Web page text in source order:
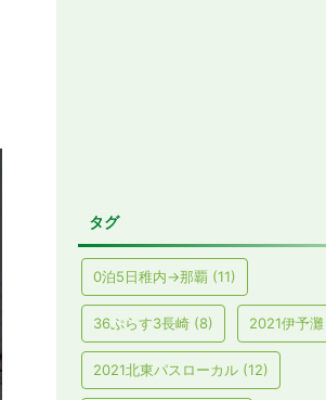
タグ
0泊5日稚内→那覇 (11)
36ぷらす3長崎 (8) 2021伊予灘
2021北東パスローカル (12)